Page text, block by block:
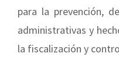
para la prevención,
administrativas y
la fiscalización y